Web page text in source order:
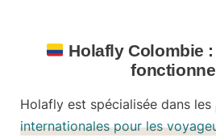
Holafly Colombie
Holafly est spécialisée dans les
internationales pour les